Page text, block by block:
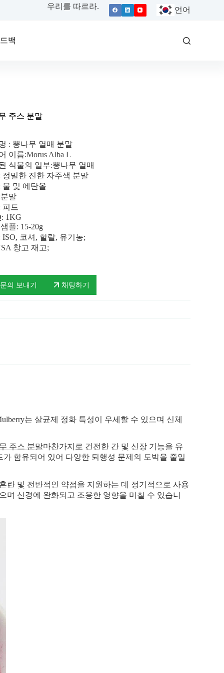
우리를 따르라. 언어
백
주스 분말
: 뽕나무 열매 분말
이름:Morus Alba L
식물의 일부:뽕나무 열매
정밀한 진한 자주색 분말
물 및 에탄올
말
피드
1KG
플: 15-20g
ISO, 코셔, 할랄, 유기농;
창고 재고;
문의 보내기 채팅하기
는 살균제 정화 특성이 우세할 수 있으며 신체
주스 분말마찬가지로 건전한 간 및 신장 기능을 유
함유되어 있어 다양한 퇴행성 문제의 도박을 줄일
란 및 전반적인 약점을 지원하는 데 정기적으로 사용
신경에 완화되고 조용한 영향을 미칠 수 있습니